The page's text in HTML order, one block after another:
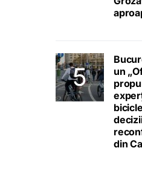
un
din